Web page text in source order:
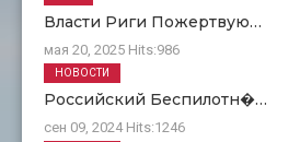
Власти Риги Пожертвую…
мая 20, 2025 Hits:986
Российский Беспилотн�…
сен 09, 2024 Hits:1246
НОВОСТИ